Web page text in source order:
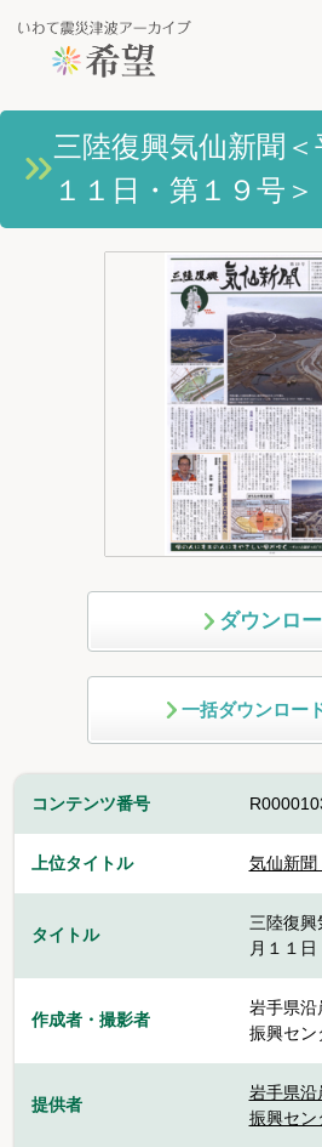
いわて震災津波アーカイブとは
岩手県の被害状況
ピックアップコンテンツ
Foreign Laguage
三陸復興気仙新聞
１１日・第１９号＞
ダウンロ
一括ダウンロー
コンテンツ番号
上位タイトル 気仙新聞
タイトル
三陸復興
月１１日
作成者・撮影者
岩手県沿
振興セン
提供者
岩手県沿
振興セン